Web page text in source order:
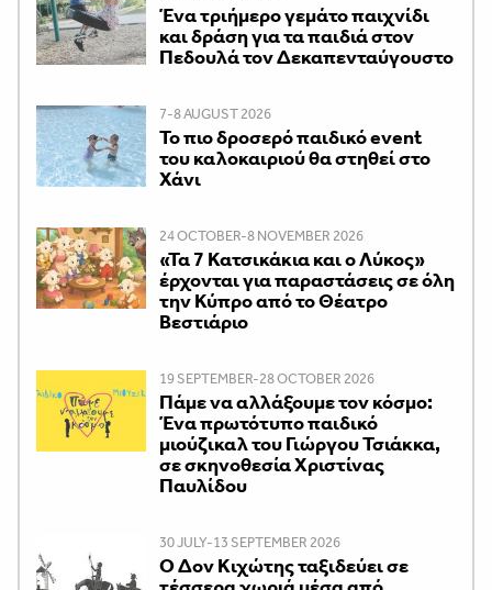
Ένα τριήμερο γεμάτο παιχνίδι
και δράση για τα παιδιά στον
Πεδουλά τον Δεκαπενταύγουστο
7-8 AUGUST 2026
Το πιο δροσερό παιδικό event
του καλοκαιριού θα στηθεί στο
Χάνι
24 OCTOBER-8 NOVEMBER 2026
«Τα 7 Κατσικάκια και ο Λύκος»
έρχονται για παραστάσεις σε όλη
την Κύπρο από το Θέατρο
Βεστιάριο
19 SEPTEMBER-28 OCTOBER 2026
Πάμε να αλλάξουμε τον κόσμο:
Ένα πρωτότυπο παιδικό
μιούζικαλ του Γιώργου Τσιάκκα,
σε σκηνοθεσία Χριστίνας
Παυλίδου
30 JULY-13 SEPTEMBER 2026
Ο Δον Κιχώτης ταξιδεύει σε